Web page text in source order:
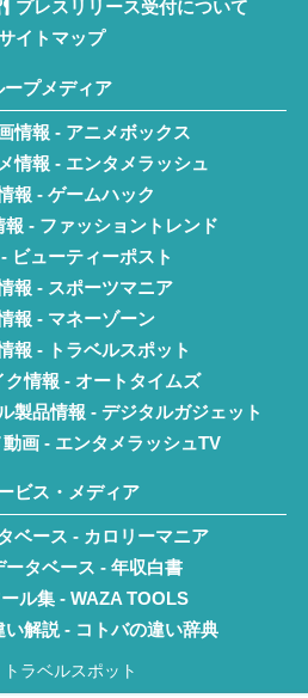
プレスリリース受付について
イトマップ
ープメディア
情報 - アニメボックス
情報 - エンタメラッシュ
報 - ゲームハック
報 - ファッショントレンド
ビューティーポスト
報 - スポーツマニア
報 - マネーゾーン
報 - トラベルスポット
ク情報 - オートタイムズ
製品情報 - デジタルガジェット
画 - エンタメラッシュTV
ビス・メディア
ベース - カロリーマニア
ータベース - 年収白書
ル集 - WAZA TOOLS
解説 - コトバの違い辞典
ラベルスポット